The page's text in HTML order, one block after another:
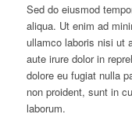
Sed do eiusmod
aliqua. Ut enim ad
ullamco laboris nisi ut
aute irure dolor in
dolore eu fugiat nulla
non proident, sunt in
laborum.